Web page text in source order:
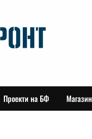
Проекти на БФ Магазин